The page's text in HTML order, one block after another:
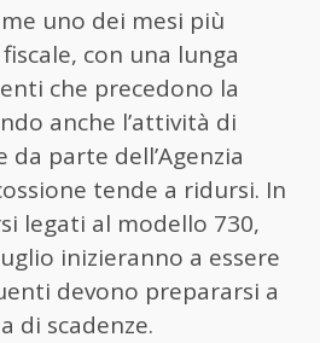
uno dei mesi più
con una lunga
che precedono la
anche l’attività di
da parte dell’Agenzia
tende a ridursi. In
legati al modello 730,
inizieranno a essere
devono prepararsi a
di scadenze.